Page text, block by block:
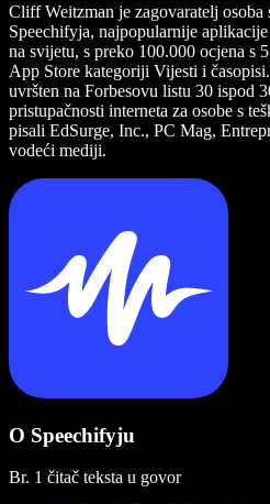
Cliff Weitzman je zagovaratelj
Speechifyja, najpopularnije
na svijetu, s preko 100.000 ocjena s
App Store kategoriji Vijesti i
uvršten na Forbesovu listu 30 ispod
pristupačnosti interneta za osobe s
pisali EdSurge, Inc., PC Mag,
vodeći mediji.
O Speechifyju
Br. 1 čitač teksta u govor